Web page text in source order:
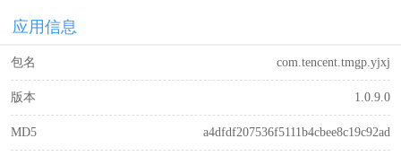
应用信息
包名 com.tencent.tmgp.yjxj
版本 1.0.9.0
MD5 a4dfdf207536f5111b4cbee8c19c92ad